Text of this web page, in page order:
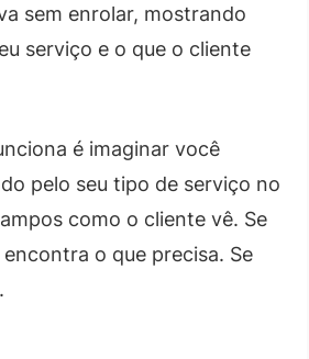
sem enrolar, mostrando
serviço e o que o cliente
é imaginar você
pelo seu tipo de serviço no
como o cliente vê. Se
o que precisa. Se